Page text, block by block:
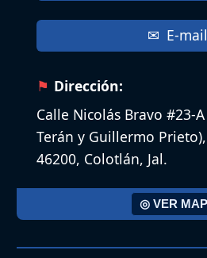
E-mail
Dirección:
Calle Nicolás Bravo #23-
Terán y Guillermo
46200, Colotlán, Jal.
◎ VER